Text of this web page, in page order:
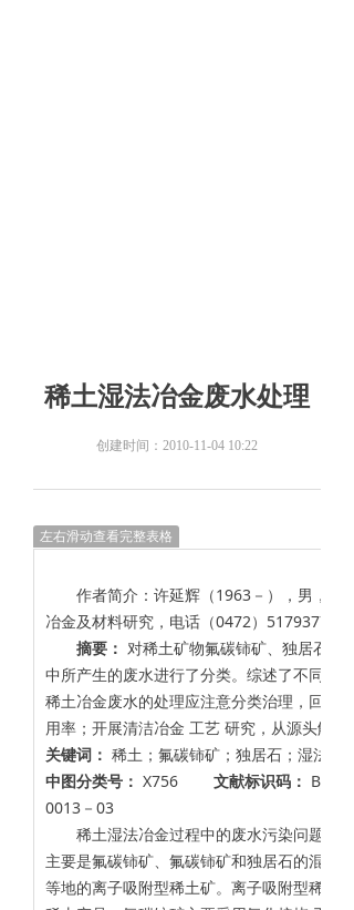
稀土湿法冶金废水处理
创建时间： 2010-11-04 10:22
左右滑动查看完整表格
作者简介：许延辉（1963－），男，吉
冶金及材料研究，电话（0472）5179377。
摘要： 对稀土矿物氟碳铈矿、独居石和
中所产生的废水进行了分类。综述了不同的
稀土冶金废水的处理应注意分类治理，回收
用率；开展清洁冶金 工艺 研究，从源头解决
关键词： 稀土；氟碳铈矿；独居石；湿法冶
中图分类号： X756 文献标识码： B
0013－03
稀土湿法冶金过程中的废水污染问题受
主要是氟碳铈矿、氟碳铈矿和独居石的混合
等地的离子吸附型稀土矿。离子吸附型稀土